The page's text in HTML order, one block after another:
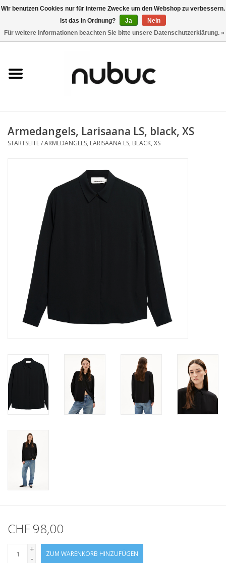
0 Artikel - CHF 0,00
Damen
Accessoires
Armedangels, Larisaana LS, black, XS
STARTSEITE/ARMEDANGELS, LARISAANA LS, BLACK, XS
CHF 98,00
+
-
ZUM WARENKORB HINZUFÜGEN
Wir benutzen Cookies nur für interne Zwecke um den Webshop zu verbessern.
Ist das in Ordnung?
Ja
Nein
Für weitere Informationen beachten Sie bitte unsere Datenschutzerklärung. »